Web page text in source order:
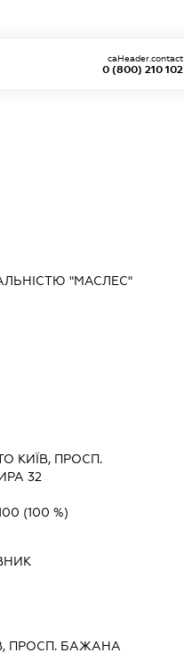
0 (800) 210 102
caHeader.contact
"МАСЛЕС"
КИЇВ, ПРОСП.
32
(100 %)
ПРОСП. БАЖАНА